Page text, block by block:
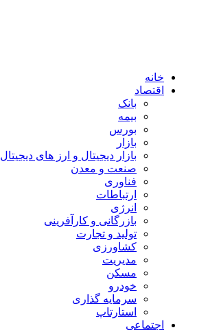
خانه
اقتصاد
بانک
بیمه
بورس
بازار
بازار دیجیتال و ارز های دیجیتال
صنعت و معدن
فناوری
ارتباطات
انرژی
بازرگانی و کارآفرینی
تولید و تجارت
کشاورزی
مدیریت
مسکن
خودرو
سرمایه گذاری
استارتاپ
اجتماعی